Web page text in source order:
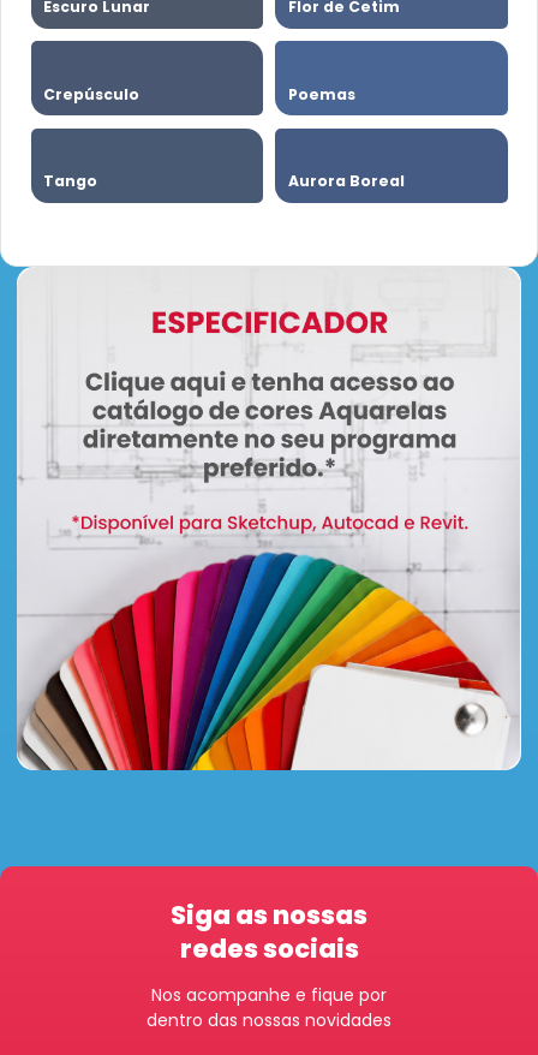
Escuro Lunar Flor de Cetim
Crepúsculo Poemas
Tango Aurora Boreal
Siga as nossas
redes sociais
Nos acompanhe e fique por
dentro das nossas novidades